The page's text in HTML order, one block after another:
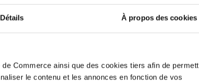
Détails À propos des cookies
Commerce ainsi que des cookies tiers afin de
le contenu et les annonces en fonction de vos